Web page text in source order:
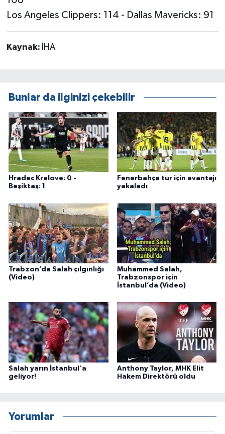
Los Angeles Clippers: 114 - Dallas Mavericks: 91
Kaynak: İHA
Bunlar da ilginizi çekebilir
Hradec Kralove: 0 -
Beşiktaş: 1
Fenerbahçe tur için avantajı
yakaladı
Trabzon’da Salah çılgınlığı
(Video)
Muhammed Salah,
Trabzonspor için
İstanbul’da (Video)
Salah yarın İstanbul'a
geliyor!
Anthony Taylor, MHK Elit
Hakem Direktörü oldu
Yorumlar